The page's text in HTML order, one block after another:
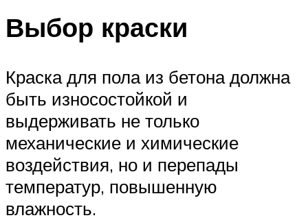
Выбор краски
Краска для пола из бетона должна
быть износостойкой и
выдерживать не только
механические и химические
воздействия, но и перепады
температур, повышенную
влажность.